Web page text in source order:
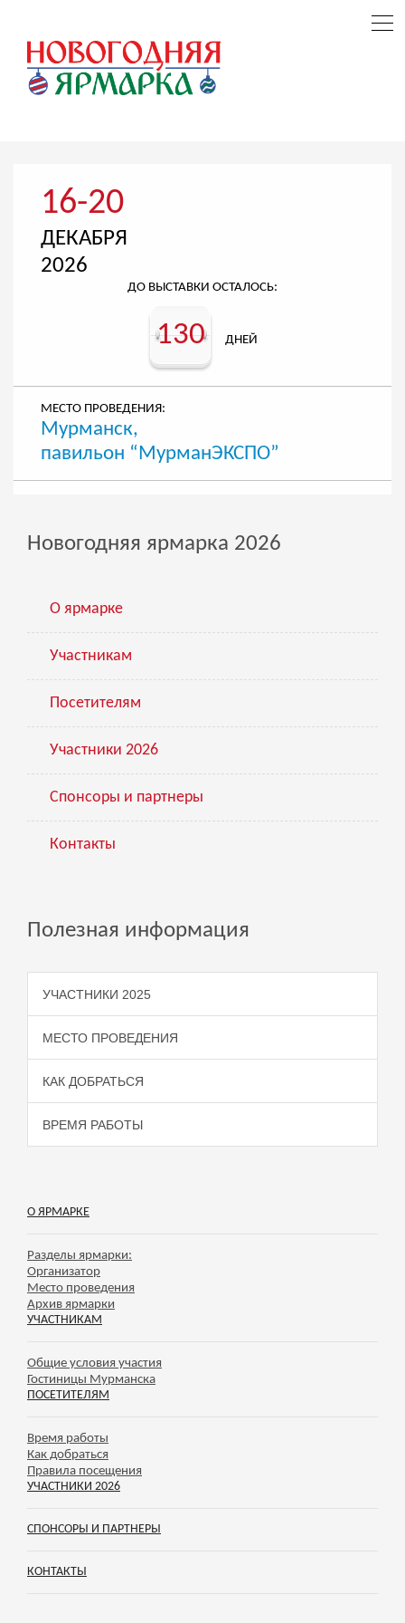
16-20
ДЕКАБРЯ
2026
ДО ВЫСТАВКИ ОСТАЛОСЬ:
130 ДНЕЙ
МЕСТО ПРОВЕДЕНИЯ:
Мурманск,
павильон “МурманЭКСПО”
Новогодняя ярмарка 2026
О ярмарке
Участникам
Посетителям
Участники 2026
Спонсоры и партнеры
Контакты
Полезная информация
УЧАСТНИКИ 2025
МЕСТО ПРОВЕДЕНИЯ
КАК ДОБРАТЬСЯ
ВРЕМЯ РАБОТЫ
О ЯРМАРКЕ
Разделы ярмарки:
Организатор
Место проведения
Архив ярмарки
УЧАСТНИКАМ
Общие условия участия
Гостиницы Мурманска
ПОСЕТИТЕЛЯМ
Время работы
Как добраться
Правила посещения
УЧАСТНИКИ 2026
СПОНСОРЫ И ПАРТНЕРЫ
КОНТАКТЫ